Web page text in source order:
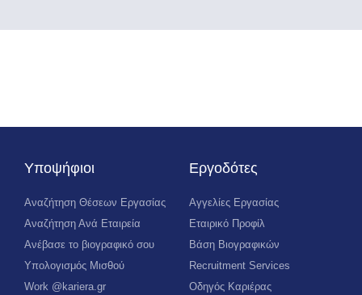
Υποψήφιοι
Αναζήτηση Θέσεων Εργασίας
Αναζήτηση Ανά Εταιρεία
Ανέβασε το βιογραφικό σου
Υπολογισμός Μισθού
Work @kariera.gr
Εργοδότες
Αγγελίες Εργασίας
Εταιρικό Προφίλ
Βάση Βιογραφικών
Recruitment Services
Οδηγός Καριέρας